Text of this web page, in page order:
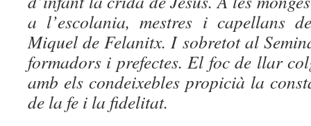
a l’escolania, mestres i capellans
Miquel de Felanitx. I sobretot al
formadors i prefectes. El foc de llar
amb els condeixebles propicià la
de la fe i la fidelitat.